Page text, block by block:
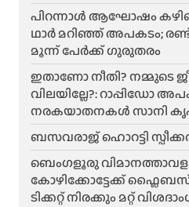
പിറന്നാൾ ആഘോഷം
ഥാർ മറിഞ്ഞ് അപകടം;
മൂന്ന് പേർക്ക് ഗുരുതരം
ഇതാണോ നീതി? നമ്മുടെ
വിലയില്ലേ?: റാപ്പിഡോ
നരകയാതനകൾ സാനി
ബസവരാജ് ഹൊറട്ടി
ബെംഗളൂരു
കോഴിക്കോട്ടേക്ക്
ടിക്കറ്റ് നിരക്കും മറ്റ്